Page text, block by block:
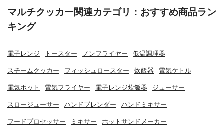
マルチクッカー関連カテゴリ：おすすめ商品ラン
キング
電子レンジ トースター ノンフライヤー 低温調理器
スチームクッカー フィッシュロースター 炊飯器 電気ケトル
電気ポット 電気フライヤー 電子レンジ炊飯器 ジューサー
スロージューサー ハンドブレンダー ハンドミキサー
フードプロセッサー ミキサー ホットサンドメーカー